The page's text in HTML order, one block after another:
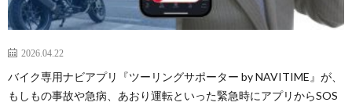
2026.04.22
バイク専用ナビアプリ『ツーリングサポーター by NAVITIME』が、
もしもの事故や急病、あおり運転といった緊急時にアプリからSOS